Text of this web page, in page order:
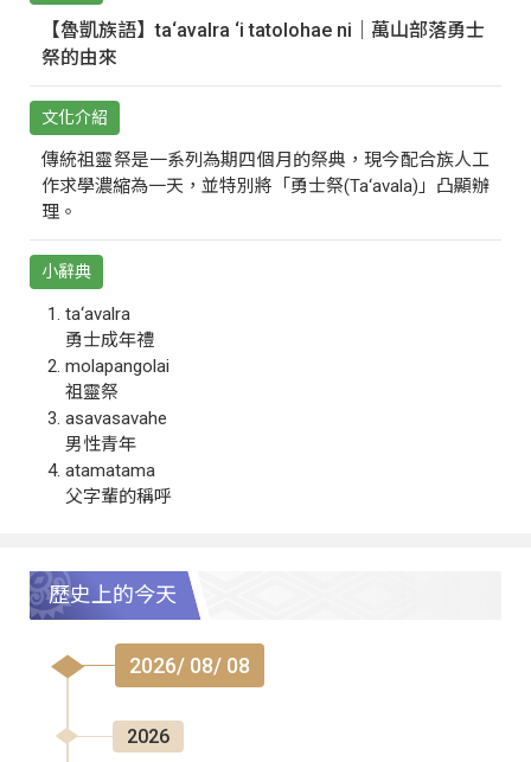
【魯凱族語】ta‘avalra ‘i tatolohae ni｜萬山部落勇士
祭的由來
文化介紹
傳統祖靈祭是一系列為期四個月的祭典，現今配合族人工
作求學濃縮為一天，並特別將「勇士祭(Ta‘avala)」凸顯辦
理。
小辭典
ta‘avalra
勇士成年禮
molapangolai
祖靈祭
asavasavahe
男性青年
atamatama
父字輩的稱呼
歷史上的今天
2026/ 08/ 08
2026